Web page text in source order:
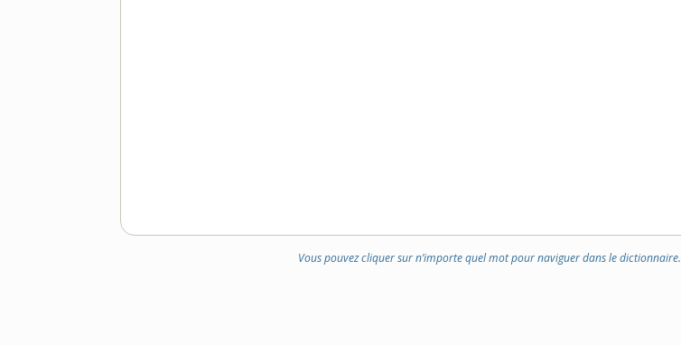
Vous pouvez cliquer sur n’importe quel mot pour naviguer dans le dictionnaire.